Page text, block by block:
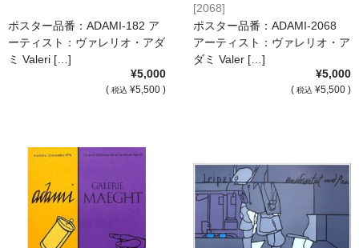
お買物ガイド
額縁の仕様
支払方法・送料・納期
FAX専用ご注文用紙
お問い合わせフォーム
メンバー
ポスター品番：ADAMI-182 ア
ーティスト：ヴァレリオ・アダ
ミ Valeri […]
¥5,000
( 税込 ¥5,500 )
[2068]
ポスター品番：ADAMI-2068
アーティスト：ヴァレリオ・ア
ダミ Valer […]
¥5,000
( 税込 ¥5,500 )